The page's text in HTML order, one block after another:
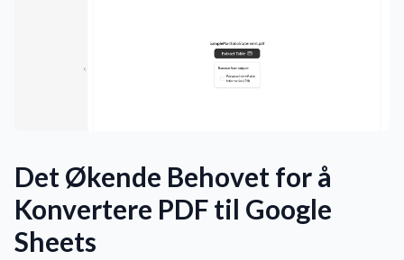
Det Økende Behovet for å
Konvertere PDF til Google
Sheets